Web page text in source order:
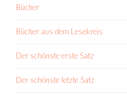
Bücher
Bücher aus dem Lesekreis
Der schönste erste Satz
Der schönste letzte Satz